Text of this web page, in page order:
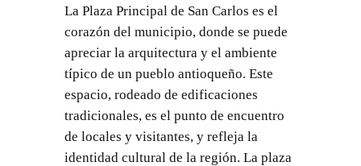
La Plaza Principal de San Carlos es el
corazón del municipio, donde se puede
apreciar la arquitectura y el ambiente
típico de un pueblo antioqueño. Este
espacio, rodeado de edificaciones
tradicionales, es el punto de encuentro
de locales y visitantes, y refleja la
identidad cultural de la región. La plaza